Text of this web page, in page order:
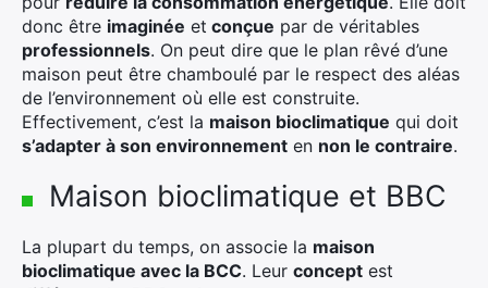
donc être imaginée et conçue par de véritables
professionnels. On peut dire que le plan rêvé d’une
maison peut être chamboulé par le respect des aléas
de l’environnement où elle est construite.
Effectivement, c’est la maison bioclimatique qui doit
s’adapter à son environnement en non le contraire.
Maison bioclimatique et BBC
La plupart du temps, on associe la maison
bioclimatique avec la BCC. Leur concept est